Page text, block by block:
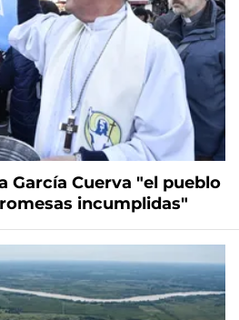
García Cuerva "el pueblo
incumplidas"